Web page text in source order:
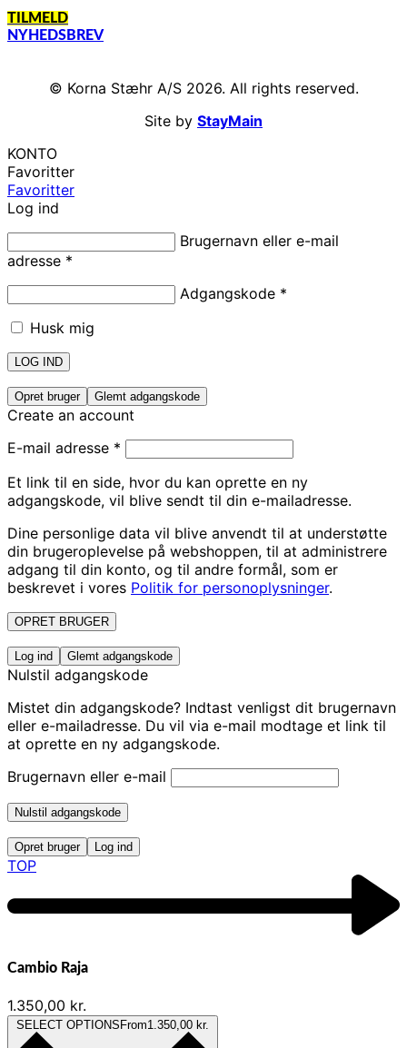
TILMELD
NYHEDSBREV
© Korna Stæhr A/S 2026. All rights reserved.
Site by StayMain
KONTO
Favoritter
Favoritter
Log ind
Brugernavn eller e-mail
adresse *
Adgangskode *
Husk mig
LOG IND
Opret bruger Glemt adgangskode
Create an account
E-mail adresse *
Et link til en side, hvor du kan oprette en ny
adgangskode, vil blive sendt til din e-mailadresse.
Dine personlige data vil blive anvendt til at understøtte
din brugeroplevelse på webshoppen, til at administrere
adgang til din konto, og til andre formål, som er
beskrevet i vores Politik for personoplysninger.
OPRET BRUGER
Log ind Glemt adgangskode
Nulstil adgangskode
Mistet din adgangskode? Indtast venligst dit brugernavn
eller e-mailadresse. Du vil via e-mail modtage et link til
at oprette en ny adgangskode.
Brugernavn eller e-mail
Nulstil adgangskode
Opret bruger Log ind
TOP
Cambio Raja
1.350,00 kr.
SELECT OPTIONS From1.350,00 kr.